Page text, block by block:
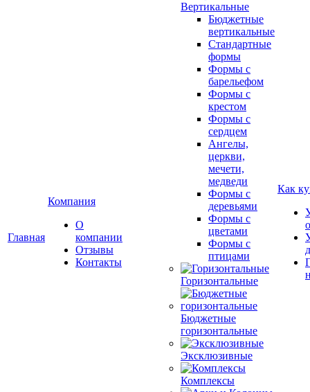
Главная
Компания
О
компании
Отзывы
Контакты
Вертикальные
Бюджетные
вертикальные
Стандартные
формы
Формы с
барельефом
Формы с
крестом
Формы с
сердцем
Ангелы,
церкви,
мечети,
медведи
Формы с
деревьями
Формы с
цветами
Формы с
птицами
Горизонтальные
Бюджетные
горизонтальные
Эксклюзивные
Комплексы
Как